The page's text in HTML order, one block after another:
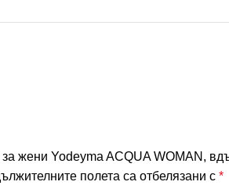
жени Yodeyma ACQUA WOMAN,
полета са отбелязани с *